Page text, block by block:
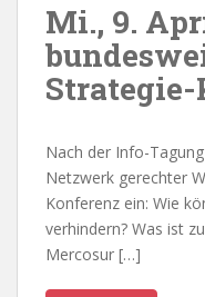
Mi., 9.
Nach der Info-
Netzwerk gerechter
Konferenz ein: Wie
verhindern? Was ist
Mercosur […]